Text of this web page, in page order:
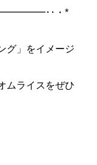
･･・*
グ」をイメージ
ムライスをぜひ